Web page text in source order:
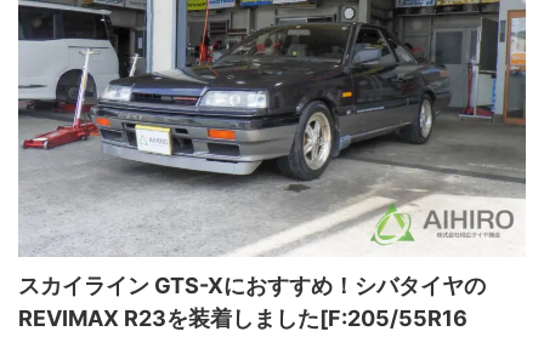
スカイライン GTS-Xにおすすめ！シバタイヤの
REVIMAX R23を装着しました[F:205/55R16